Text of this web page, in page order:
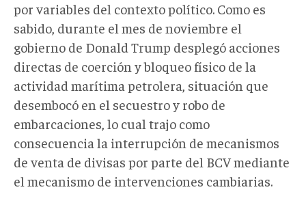
por variables del contexto político. Como es
sabido, durante el mes de noviembre el
gobierno de Donald Trump desplegó acciones
directas de coerción y bloqueo físico de la
actividad marítima petrolera, situación que
desembocó en el secuestro y robo de
embarcaciones, lo cual trajo como
consecuencia la interrupción de mecanismos
de venta de divisas por parte del BCV mediante
el mecanismo de intervenciones cambiarias.